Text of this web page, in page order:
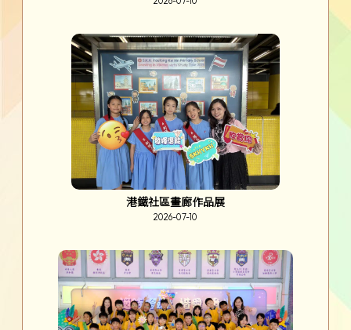
港鐵社區畫廊作品展
2026-07-10